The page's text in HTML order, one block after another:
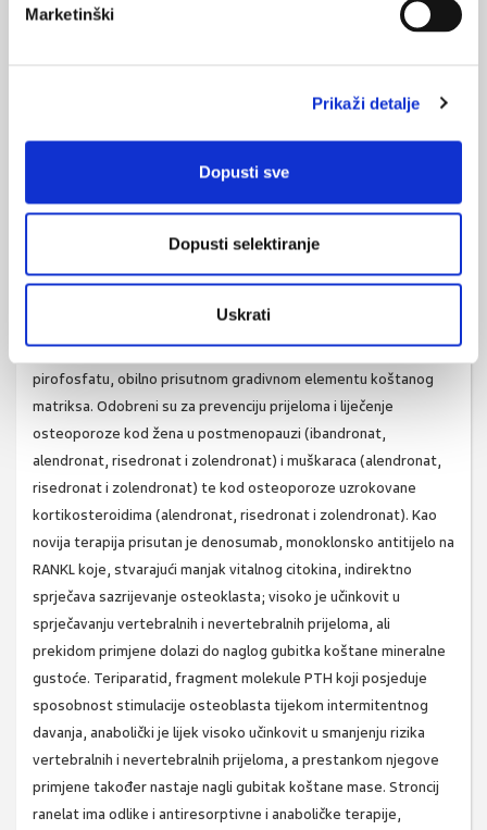
Marketinški
Prikaži detalje
Dopusti sve
Dopusti selektiranje
Uskrati
prevenciju i liječenje osteoporoze, iako je antiresorptivni učinak
potencijalnih komplikacija (prvenstveno tromboembolijskih
liječenje vazomotornih komplikacija perimenopauze. Selektivni
pojedinim tkivima imaju različit učinak na estrogenske
receptore, a za liječenje osteoporoze koriste se ponajviše
raloksifen koji smanjuje rizik od vertebralnih fraktura te
koji smanjuje učestalost vertebralnih fraktura. Temeljna klasa
antiresorptivnih lijekova su bisfosfonati koji su strukturno slični
pirofosfatu, obilno prisutnom gradivnom elementu koštanog
matriksa. Odobreni su za prevenciju prijeloma i liječenje
osteoporoze kod žena u postmenopauzi (ibandronat,
alendronat, risedronat i zolendronat) i muškaraca (alendronat,
risedronat i zolendronat) te kod osteoporoze uzrokovane
kortikosteroidima (alendronat, risedronat i zolendronat). Kao
novija terapija prisutan je denosumab, monoklonsko antitijelo na
RANKL koje, stvarajući manjak vitalnog citokina, indirektno
sprječava sazrijevanje osteoklasta; visoko je učinkovit u
sprječavanju vertebralnih i nevertebralnih prijeloma, ali
prekidom primjene dolazi do naglog gubitka koštane mineralne
gustoće. Teriparatid, fragment molekule PTH koji posjeduje
sposobnost stimulacije osteoblasta tijekom intermitentnog
davanja, anabolički je lijek visoko učinkovit u smanjenju rizika
vertebralnih i nevertebralnih prijeloma, a prestankom njegove
primjene također nastaje nagli gubitak koštane mase. Stroncij
ranelat ima odlike i antiresorptivne i anaboličke terapije,